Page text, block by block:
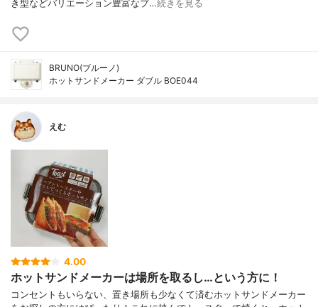
き型などバリエーション豊富なプ…続きを見る
BRUNO(ブルーノ)
ホットサンドメーカー ダブル BOE044
えむ
4.00
ホットサンドメーカーは場所を取るし…という方に！
コンセントもいらない、置き場所も少なくて済むホットサンドメーカー